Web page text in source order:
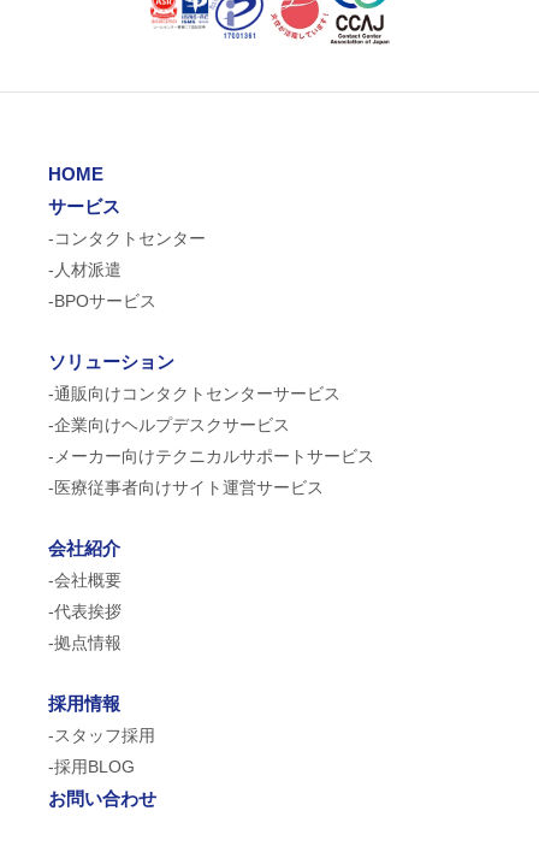
HOME
サービス
-コンタクトセンター
-人材派遣
-BPOサービス
ソリューション
-通販向けコンタクトセンターサービス
-企業向けヘルプデスクサービス
-メーカー向けテクニカルサポートサービス
-医療従事者向けサイト運営サービス
会社紹介
-会社概要
-代表挨拶
-拠点情報
採用情報
-スタッフ採用
-採用BLOG
お問い合わせ